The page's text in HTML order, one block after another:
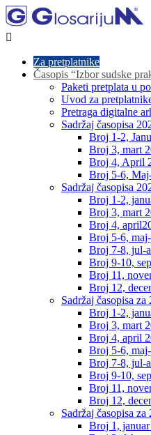

Za pretplatnike
Časopis “Izbor sudske
Paketi pretplata u
Uvod za
Pretraga digitalne
Sadržaj časopisa
Broj 1-2,
Broj 3, mart
Broj 4, April
Broj 5-6,
Sadržaj časopisa
Broj 1-2,
Broj 3, mart
Broj 4,
Broj 5-6,
Broj 7-8, jul-
Broj 9-10,
Broj 11,
Broj 12,
Sadržaj časopisa za
Broj 1-2,
Broj 3, mart
Broj 4, april
Broj 5-6,
Broj 7-8, jul-
Broj 9-10,
Broj 11,
Broj 12,
Sadržaj časopisa za
Broj 1,